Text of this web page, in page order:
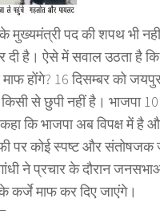
मुख्यमंत्री पद की शपथ भी
दी है। ऐसे में सवाल उठता है
होंगे? 16 दिसम्बर को
से छुपी नहीं है। भाजपा
कि भाजपा अब विपक्ष में है और
पर कोई स्पष्ट और संतोषजक
ने प्रचार के दौरान
कर्जे माफ कर दिए जाएंगे।